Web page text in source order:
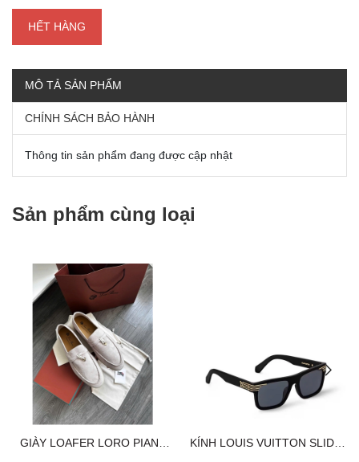
HẾT HÀNG
MÔ TẢ SẢN PHẨM
CHÍNH SÁCH BẢO HÀNH
Thông tin sản phẩm đang được cập nhật
Sản phẩm cùng loại
GIÀY LOAFER LORO PIANA
KÍNH LOUIS VUITTON SLIDE